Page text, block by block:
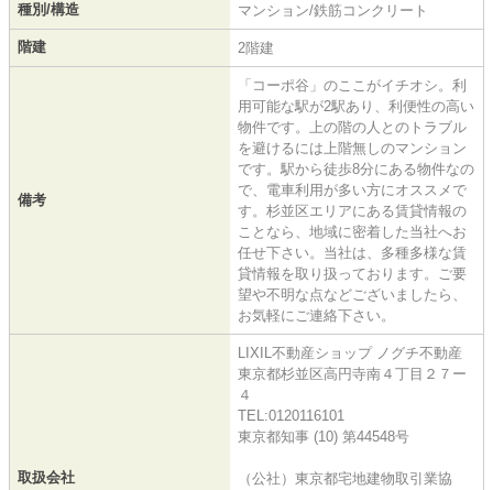
種別/構造 マンション/鉄筋コンクリート
階建 2階建
備考
「コーポ谷」のここがイチオシ。利
用可能な駅が2駅あり、利便性の高い
物件です。上の階の人とのトラブル
を避けるには上階無しのマンション
です。駅から徒歩8分にある物件なの
で、電車利用が多い方にオススメで
す。杉並区エリアにある賃貸情報の
ことなら、地域に密着した当社へお
任せ下さい。当社は、多種多様な賃
貸情報を取り扱っております。ご要
望や不明な点などございましたら、
お気軽にご連絡下さい。
取扱会社
LIXIL不動産ショップ ノグチ不動産
東京都杉並区高円寺南４丁目２７ー
４
TEL:0120116101
東京都知事 (10) 第44548号
（公社）東京都宅地建物取引業協